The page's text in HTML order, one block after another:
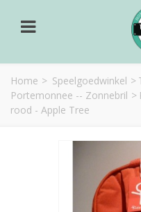
Home > Speelgoedwinkel >
Portemonnee -- Zonnebril >
rood - Apple Tree